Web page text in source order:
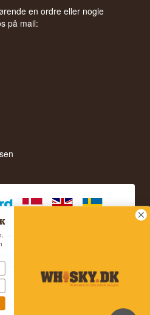
en ordre eller nogle
på mail: